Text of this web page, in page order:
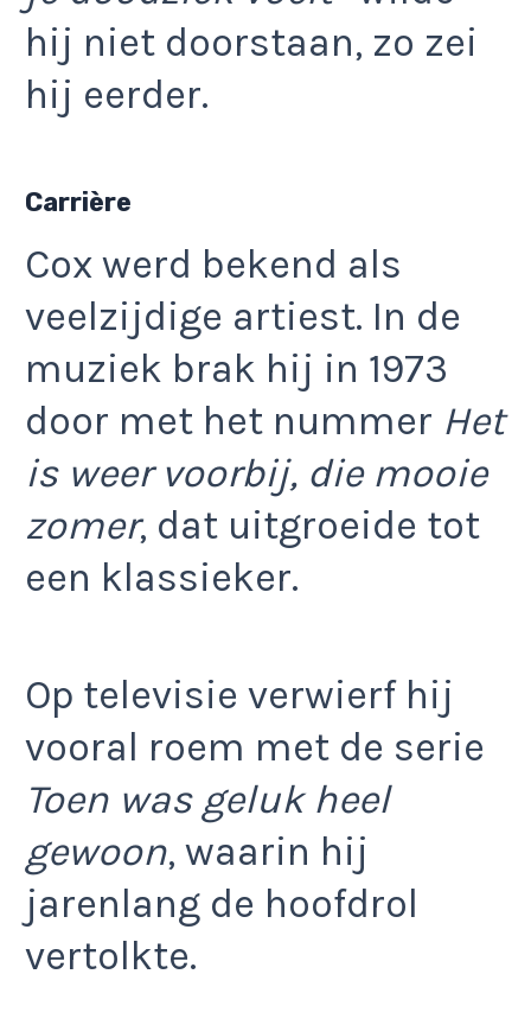
hij niet doorstaan, zo zei
hij eerder.
Carrière
Cox werd bekend als
veelzijdige artiest. In de
muziek brak hij in 1973
door met het nummer Het
is weer voorbij, die mooie
zomer, dat uitgroeide tot
een klassieker.
Op televisie verwierf hij
vooral roem met de serie
Toen was geluk heel
gewoon, waarin hij
jarenlang de hoofdrol
vertolkte.